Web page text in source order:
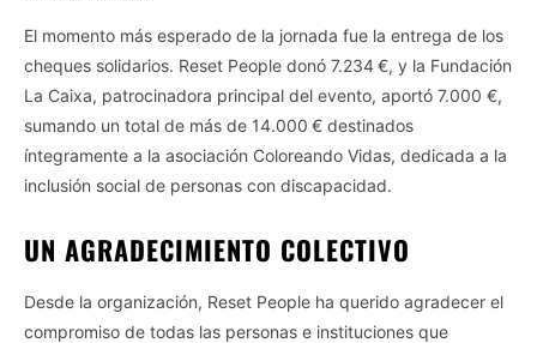
El momento más esperado de la jornada fue la entrega de los
cheques solidarios. Reset People donó 7.234 €, y la Fundación
La Caixa, patrocinadora principal del evento, aportó 7.000 €,
sumando un total de más de 14.000 € destinados
íntegramente a la asociación Coloreando Vidas, dedicada a la
inclusión social de personas con discapacidad.
UN AGRADECIMIENTO COLECTIVO
Desde la organización, Reset People ha querido agradecer el
compromiso de todas las personas e instituciones que